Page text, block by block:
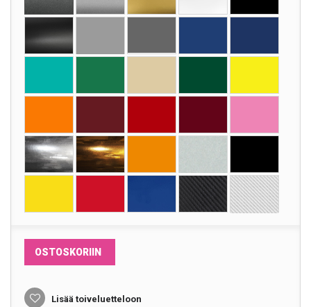
OSTOSKORIIN
Lisää toiveluetteloon